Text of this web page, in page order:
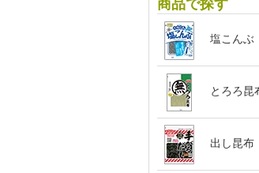
商品で探す
塩こんぶ
とろろ昆
出し昆布